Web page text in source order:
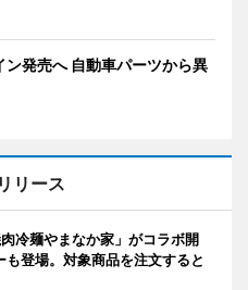
発売へ 自動車パーツから異
リース
冷麺やまなか家」がコラボ開
登場。対象商品を注文すると